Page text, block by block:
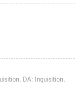
DA: Inquisition,